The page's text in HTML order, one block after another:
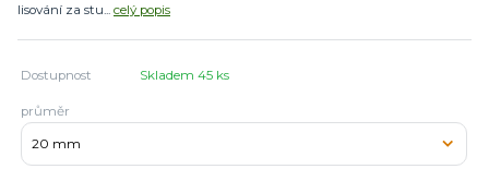
lisování za stu... celý popis
Dostupnost Skladem 45 ks
průměr